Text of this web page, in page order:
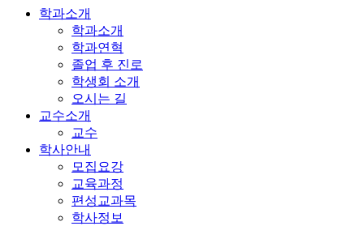
학과소개
학과소개
학과연혁
졸업 후 진로
학생회 소개
오시는 길
교수소개
교수
학사안내
모집요강
교육과정
편성교과목
학사정보